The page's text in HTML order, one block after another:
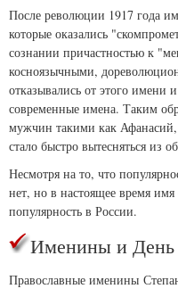
После революции 1917 года
которые оказались
сознании причастностью к
косноязычными,
отказывались от этого имени
современные имена. Таким
мужчин такими как
стало быстро вытесняться из
Несмотря на то, что
нет, но в настоящее время имя
популярность в России.
Именины и День
Православные именины